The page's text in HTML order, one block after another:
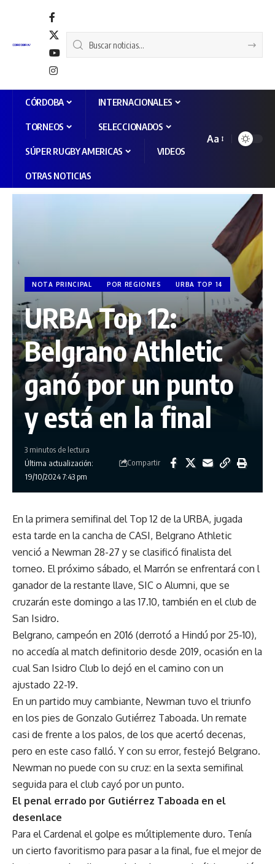
CÓRDOBA INTERNACIONALES
TORNEOS SELECCIONADOS
SÚPER RUGBY AMERICAS VIDEOS
OTRAS NOTICIAS
Aa
NOTA PRINCIPAL POR REGIONES URBA TOP 14
URBA Top 12:
Belgrano Athletic
ganó por un punto
y está en la final
Última actualización:
19/10/2024 7:43 pm
3 minutos de lectura
Compartir
En la primera semifinal del Top 12 de la URBA, jugada
esta tarde en la cancha de CASI, Belgrano Athletic
venció a Newman 28-27 y se clasificó finalista del
torneo. El próximo sábado, el Marrón se enfrentará con l
ganador de la restante llave, SIC o Alumni, que se
cruzarán este domingo a las 17.10, también en el club de
San Isidro.
Belgrano, campeón en 2016 (derrotó a Hindú por 25-10),
no accedía al match definitorio desde 2019, ocasión en la
cual San Isidro Club lo dejó en el camino con un
ajustado 22-19.
En un partido muy cambiante, Newman tuvo el triunfo
en los pies de Gonzalo Gutiérrez Taboada. Un remate
casi de frente a los palos, de los que acertó decenas,
pero en este caso falló. Y con su error, festejó Belgrano.
Newman no puede con su cruz: en la sexta semifinal
seguida para el club cayó por un punto.
El penal errado por Gutiérrez Taboada en el
desenlace
Para el Cardenal el golpe es múltiplemente duro. Tenía
un cierto favoritismo para pasar a la final, fue el mejor de